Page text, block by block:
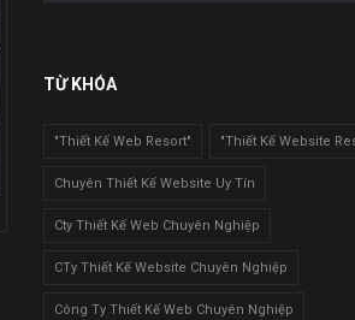
TỪ KHÓA
"Thiết Kế Web Resort" "Thiết Kế Website
Chuyên Thiết Kế Website Uy Tín
Cty Thiết Kế Web Chuyên Nghiệp
CTy Thiết Kế Website Chuyên Nghiệp
Công Ty Thiết Kế Web Chuyên Nghiệp